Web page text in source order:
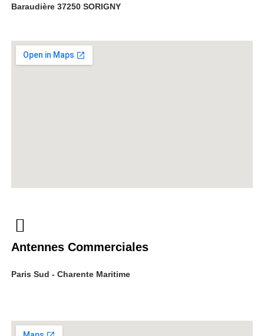
Baraudière 37250 SORIGNY
Antennes Commerciales
Paris Sud - Charente Maritime